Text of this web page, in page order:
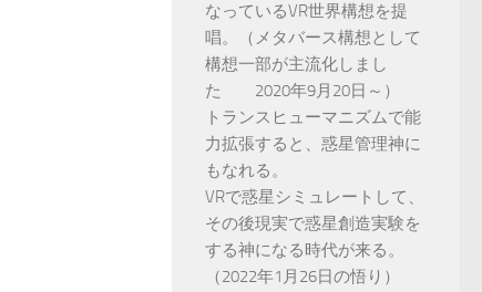
なっているVR世界構想を提
唱。（メタバース構想として
構想一部が主流化しまし
た 2020年9月20日～）
トランスヒューマニズムで能
力拡張すると、惑星管理神に
もなれる。
VRで惑星シミュレートして、
その後現実で惑星創造実験を
する神になる時代が来る。
（2022年1月26日の悟り）